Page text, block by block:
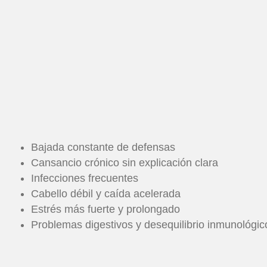
Bajada constante de defensas
Cansancio crónico sin explicación clara
Infecciones frecuentes
Cabello débil y caída acelerada
Estrés más fuerte y prolongado
Problemas digestivos y desequilibrio